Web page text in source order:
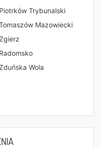
Piotrków Trybunalski
Mazowiecki
Radomsko
Wola